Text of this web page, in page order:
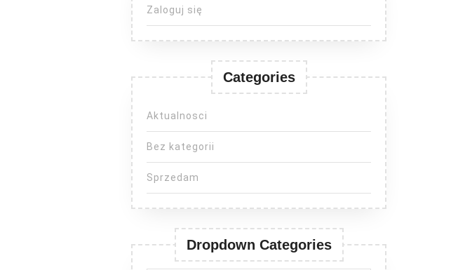
Zaloguj się
Categories
Aktualnosci
Bez kategorii
Sprzedam
Dropdown Categories